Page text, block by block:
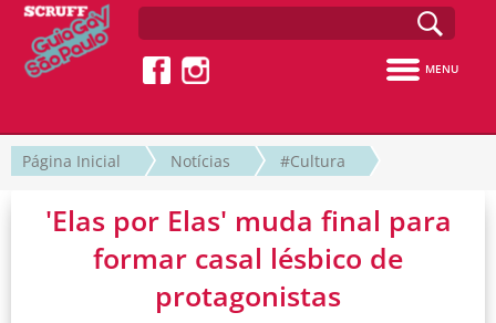
MENU
Página Inicial Notícias #Cultura
'Elas por Elas' muda final para
formar casal lésbico de
protagonistas